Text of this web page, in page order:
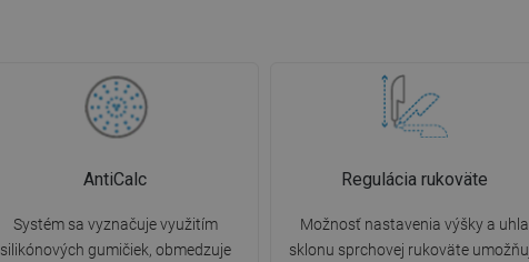
AntiCalc
Systém sa vyznačuje využitím
silikónových gumičiek, obmedzuje
Regulácia rukoväte
Možnosť nastavenia výšky a uhla
sklonu sprchovej rukoväte